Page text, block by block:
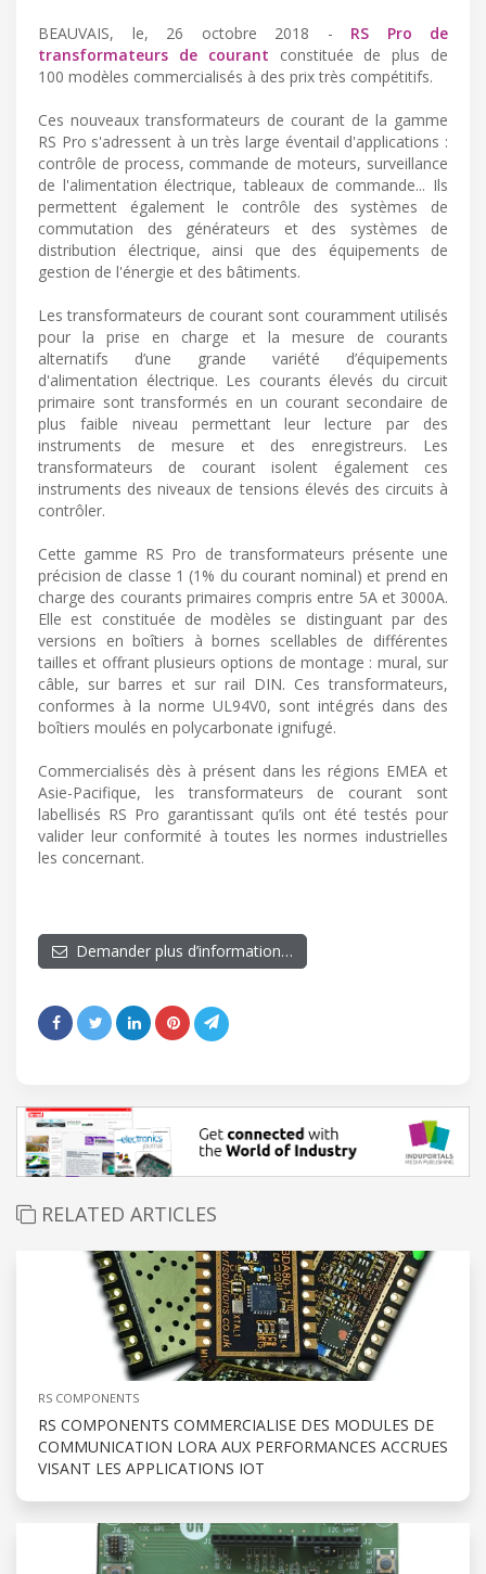
BEAUVAIS, le, 26 octobre 2018 - RS Pro de
transformateurs de courant constituée de plus de
100 modèles commercialisés à des prix très compétitifs.
Ces nouveaux transformateurs de courant de la gamme
RS Pro s'adressent à un très large éventail d'applications :
contrôle de process, commande de moteurs, surveillance
de l'alimentation électrique, tableaux de commande... Ils
permettent également le contrôle des systèmes de
commutation des générateurs et des systèmes de
distribution électrique, ainsi que des équipements de
gestion de l'énergie et des bâtiments.
Les transformateurs de courant sont couramment utilisés
pour la prise en charge et la mesure de courants
alternatifs d’une grande variété d’équipements
d'alimentation électrique. Les courants élevés du circuit
primaire sont transformés en un courant secondaire de
plus faible niveau permettant leur lecture par des
instruments de mesure et des enregistreurs. Les
transformateurs de courant isolent également ces
instruments des niveaux de tensions élevés des circuits à
contrôler.
Cette gamme RS Pro de transformateurs présente une
précision de classe 1 (1% du courant nominal) et prend en
charge des courants primaires compris entre 5A et 3000A.
Elle est constituée de modèles se distinguant par des
versions en boîtiers à bornes scellables de différentes
tailles et offrant plusieurs options de montage : mural, sur
câble, sur barres et sur rail DIN. Ces transformateurs,
conformes à la norme UL94V0, sont intégrés dans des
boîtiers moulés en polycarbonate ignifugé.
Commercialisés dès à présent dans les régions EMEA et
Asie-Pacifique, les transformateurs de courant sont
labellisés RS Pro garantissant qu’ils ont été testés pour
valider leur conformité à toutes les normes industrielles
les concernant.
Demander plus d’information…
RELATED ARTICLES
RS COMPONENTS
RS COMPONENTS COMMERCIALISE DES MODULES DE
COMMUNICATION LORA AUX PERFORMANCES ACCRUES
VISANT LES APPLICATIONS IOT